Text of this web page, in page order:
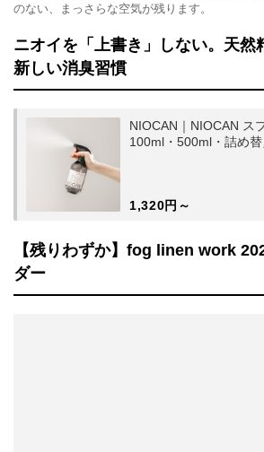
のない、まっさらな空気が残ります。
ニオイを「上書き」しない。天然
新しい消臭習慣
NIOCAN｜NIOCAN ス
100ml・500ml・詰め替
1,320円～
【残りわずか】fog linen work
ダー